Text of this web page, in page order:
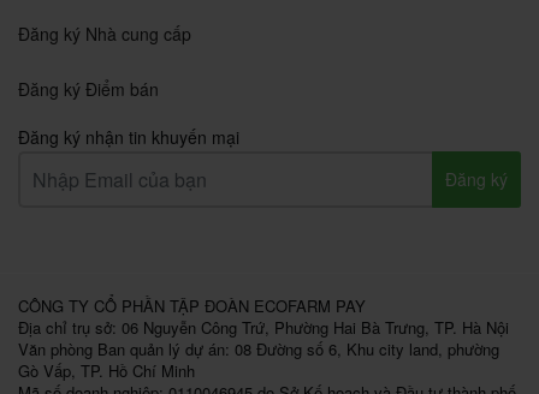
Đăng ký Nhà cung cấp
Đăng ký Điểm bán
Đăng ký nhận tin khuyến mại
Đăng ký
CÔNG TY CỔ PHẦN TẬP ĐOÀN ECOFARM PAY
Địa chỉ trụ sở: 06 Nguyễn Công Trứ, Phường Hai Bà Trưng, TP. Hà Nội
Văn phòng Ban quản lý dự án: 08 Đường số 6, Khu city land, phường
Gò Vấp, TP. Hồ Chí Minh